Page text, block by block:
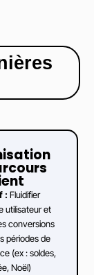
: Fluidifier
utilisateur et
conversions
périodes de
(ex : soldes,
Noël)